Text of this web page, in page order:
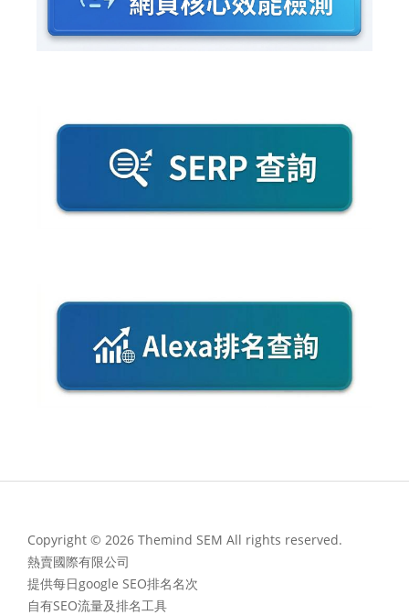
Copyright © 2026 Themind SEM All rights reserved.
熱賣國際有限公司
提供每日google SEO排名名次
自有SEO流量及排名工具